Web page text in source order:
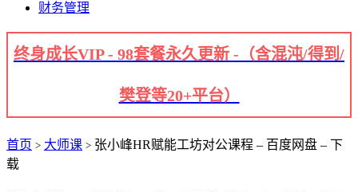
财务管理
终身成长VIP - 98套餐永久更新 -（含混沌/得到/
樊登等20+平台）
首页 > 大师课 > 张小峰HR赋能工坊对公课程 – 百度网盘 – 下
载